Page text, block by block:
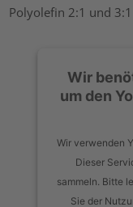
Polyolefin 2:1 und
Wir
um den
Wir verwenden
Dieser
sammeln. Bitte
Sie der